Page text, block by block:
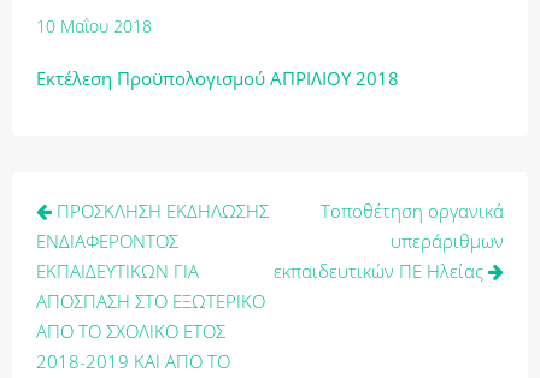
10 Μαΐου 2018
Εκτέλεση Προϋπολογισμού ΑΠΡΙΛΙΟΥ 2018
Πλοήγηση
άρθρων
ΠΡΟΣΚΛΗΣΗ ΕΚΔΗΛΩΣΗΣ
ΕΝΔΙΑΦΕΡΟΝΤΟΣ
ΕΚΠΑΙΔΕΥΤΙΚΩΝ ΓΙΑ
ΑΠΟΣΠΑΣΗ ΣΤΟ ΕΞΩΤΕΡΙΚΟ
ΑΠΟ ΤΟ ΣΧΟΛΙΚΟ ΕΤΟΣ
2018-2019 KAI ΑΠΟ ΤΟ
Τοποθέτηση οργανικά
υπεράριθμων
εκπαιδευτικών ΠΕ Ηλείας